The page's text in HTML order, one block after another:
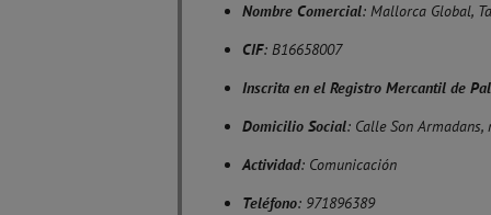
Nombre Comercial: Mallorca Global,
CIF: B16658007
Inscrita en el Registro Mercantil de
Domicilio Social: Calle Son Armadans,
Actividad: Comunicación
Teléfono: 971896389